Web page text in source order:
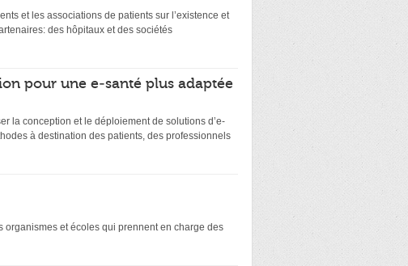
et les associations de patients sur l’existence et
des hôpitaux et des sociétés
pour une e-santé plus adaptée
la conception et le déploiement de solutions d’e-
à destination des patients, des professionnels
et écoles qui prennent en charge des